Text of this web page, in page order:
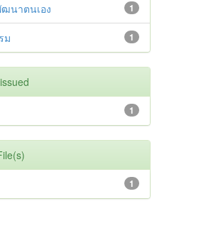
1
นาตนเอง
1
ม
1
1